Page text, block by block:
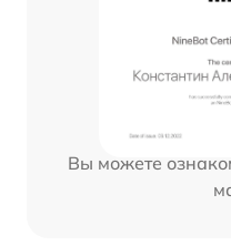
Вы можете